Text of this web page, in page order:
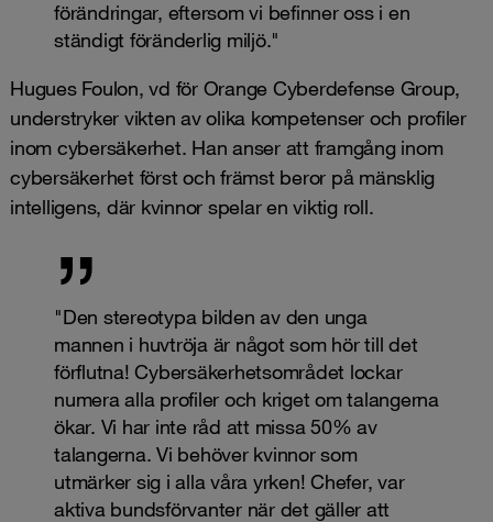
förändringar, eftersom vi befinner oss i en
ständigt föränderlig miljö."
Hugues Foulon, vd för Orange Cyberdefense Group,
understryker vikten av olika kompetenser och profiler
inom cybersäkerhet. Han anser att framgång inom
cybersäkerhet först och främst beror på mänsklig
intelligens, där kvinnor spelar en viktig roll.
"Den stereotypa bilden av den unga
mannen i huvtröja är något som hör till det
förflutna! Cybersäkerhetsområdet lockar
numera alla profiler och kriget om talangerna
ökar. Vi har inte råd att missa 50% av
talangerna. Vi behöver kvinnor som
utmärker sig i alla våra yrken! Chefer, var
aktiva bundsförvanter när det gäller att